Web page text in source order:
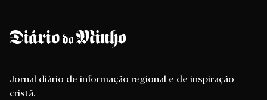
Jornal diário de informação regional e de inspiração
cristã.